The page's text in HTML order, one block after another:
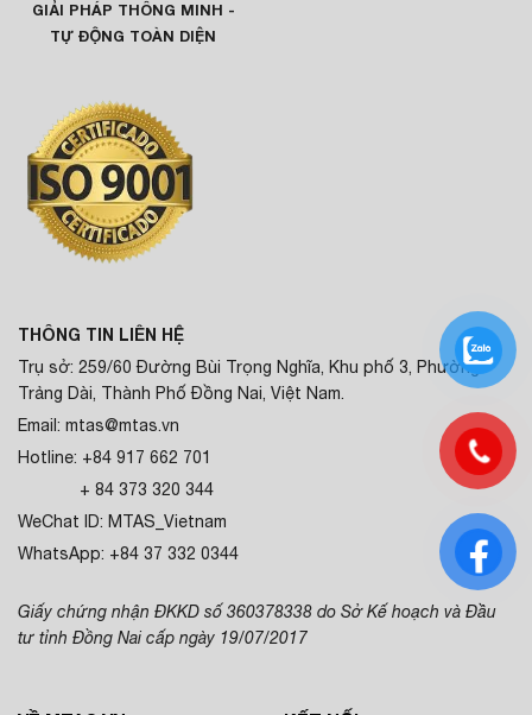
GIẢI PHÁP THÔNG MINH -
TỰ ĐỘNG TOÀN DIỆN
THÔNG TIN LIÊN HỆ
Trụ sở: 259/60 Đường Bùi Trọng Nghĩa, Khu phố 3, Phường
Trảng Dài, Thành Phố Đồng Nai, Việt Nam.
Email: mtas@mtas.vn
Hotline: +84 917 662 701
+ 84 373 320 344
WeChat ID: MTAS_Vietnam
WhatsApp: +84 37 332 0344
Giấy chứng nhận ĐKKD số 360378338 do Sở Kế hoạch và Đầu
tư tỉnh Đồng Nai cấp ngày 19/07/2017